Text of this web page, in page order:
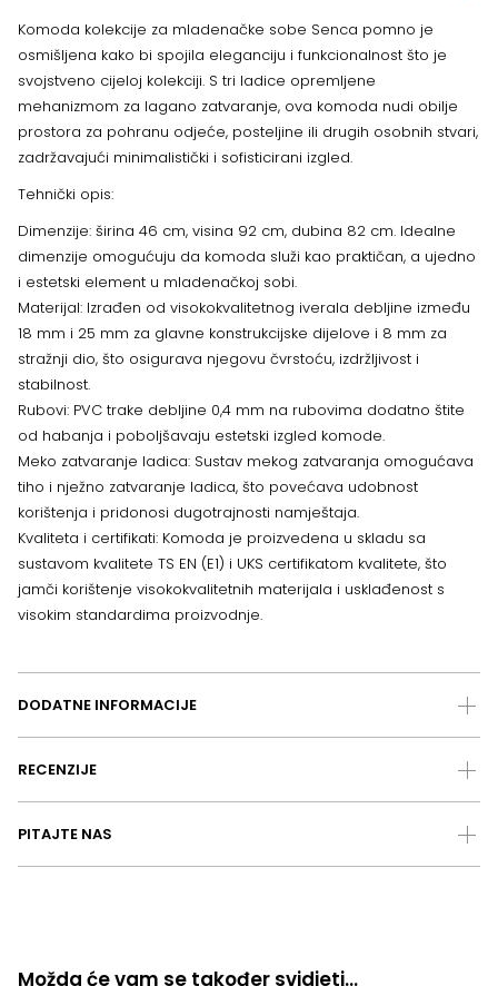
Komoda kolekcije za mladenačke sobe Senca pomno je
osmišljena kako bi spojila eleganciju i funkcionalnost što je
svojstveno cijeloj kolekciji. S tri ladice opremljene
mehanizmom za lagano zatvaranje, ova komoda nudi obilje
prostora za pohranu odjeće, posteljine ili drugih osobnih stvari,
zadržavajući minimalistički i sofisticirani izgled.
Tehnički opis:
Dimenzije: širina 46 cm, visina 92 ​​cm, dubina 82 cm. Idealne
dimenzije omogućuju da komoda služi kao praktičan, a ujedno
i estetski element u mladenačkoj sobi.
Materijal: Izrađen od visokokvalitetnog iverala debljine između
18 mm i 25 mm za glavne konstrukcijske dijelove i 8 mm za
stražnji dio, što osigurava njegovu čvrstoću, izdržljivost i
stabilnost.
Rubovi: PVC trake debljine 0,4 mm na rubovima dodatno štite
od habanja i poboljšavaju estetski izgled komode.
Meko zatvaranje ladica: Sustav mekog zatvaranja omogućava
tiho i nježno zatvaranje ladica, što povećava udobnost
korištenja i pridonosi dugotrajnosti namještaja.
Kvaliteta i certifikati: Komoda je proizvedena u skladu sa
sustavom kvalitete TS EN (E1) i UKS certifikatom kvalitete, što
jamči korištenje visokokvalitetnih materijala i usklađenost s
visokim standardima proizvodnje.
DODATNE INFORMACIJE
RECENZIJE
PITAJTE NAS
Možda će vam se također svidjeti…